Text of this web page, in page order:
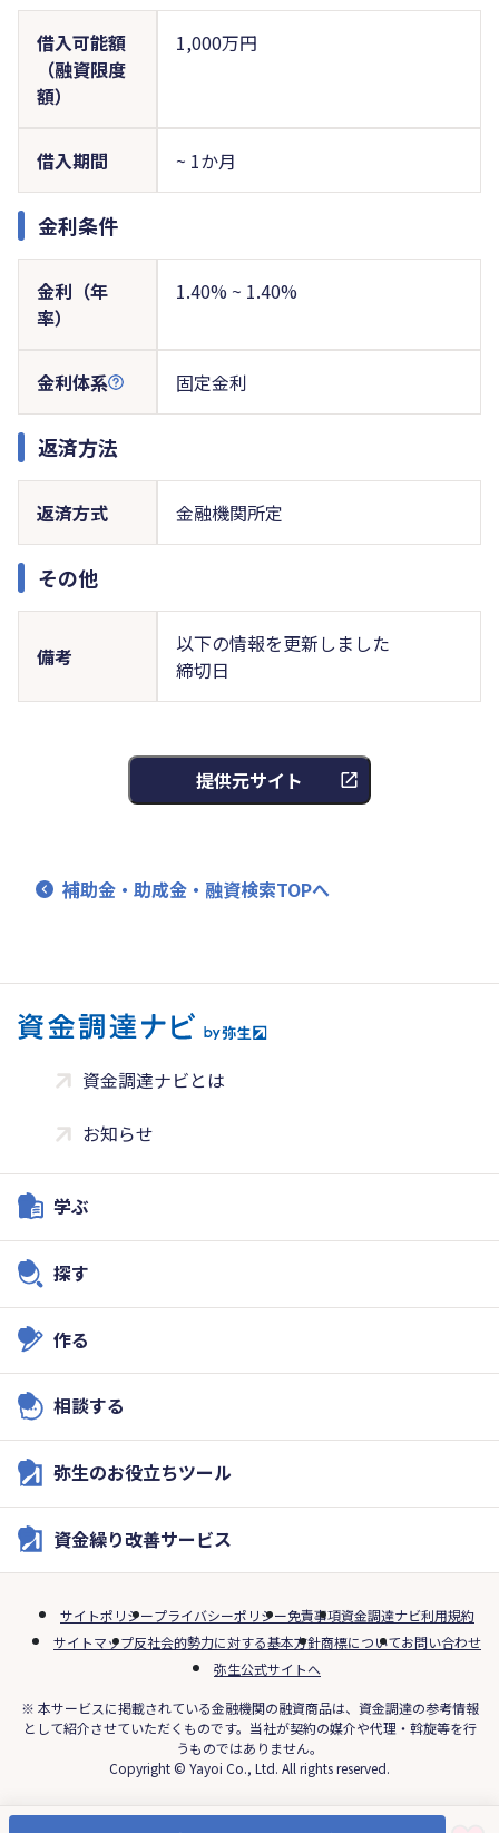
借入可能額
（融資限度
額）
1,000万円
借入期間 ~ 1か月
金利条件
金利（年
率）
1.40% ~ 1.40%
金利体系 固定金利
返済方法
返済方式 金融機関所定
その他
備考
以下の情報を更新しました
締切日
提供元サイト
補助金・助成金・融資検索TOPへ
資金調達ナビとは
お知らせ
学ぶ
探す
作る
相談する
弥生のお役立ちツール
資金繰り改善サービス
サイトポリシープライバシーポリシー免責事項資金調達ナビ利用規約
サイトマップ反社会的勢力に対する基本方針商標についてお問い合わせ
弥生公式サイトへ
※ 本サービスに掲載されている金融機関の融資商品は、資金調達の参考情報
として紹介させていただくものです。当社が契約の媒介や代理・斡旋等を行
うものではありません。
Copyright © Yayoi Co., Ltd. All rights reserved.